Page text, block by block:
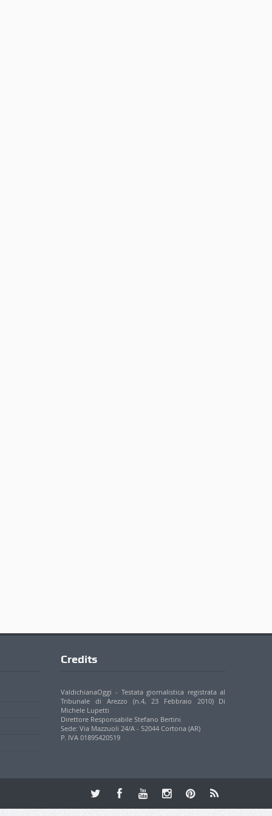
Credits
ValdichianaOggi - Testata giornalistica registrata al
Tribunale di Arezzo (n.4, 23 Febbraio 2010) Di
Michele Lupetti
Direttore Responsabile Stefano Bertini
Sede: Via Mazzuoli 24/A - 52044 Cortona (AR)
P. IVA 01895420519